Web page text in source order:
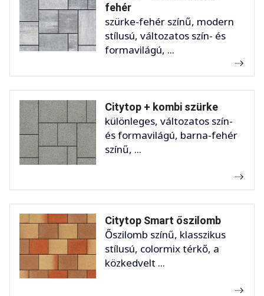
fehér
szürke-fehér színű, modern
stílusú, változatos szín- és
formavilágú, ...
Citytop + kombi szürke
különleges, változatos szín-
és formavilágú, barna-fehér
színű, ...
Citytop Smart őszilomb
Őszilomb színű, klasszikus
stílusú, colormix térkő, a
közkedvelt ...